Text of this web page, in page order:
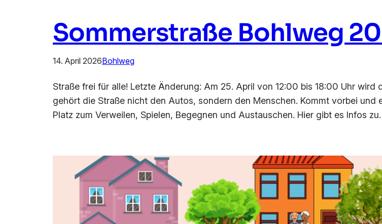
Sommerstraße Bohlweg
14. April 2026Bohlweg
Straße frei für alle! Letzte Änderung: Am 25. April von 12:00 bis 18:00 Uhr
gehört die Straße nicht den Autos, sondern den Menschen. Kommt vorbei
Platz zum Verweilen, Spielen, Begegnen und Austauschen. Hier gibt es Infos